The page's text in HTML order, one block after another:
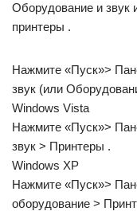
Оборудование и звук
принтеры .
Нажмите «Пуск»>
звук (или
Windows Vista
Нажмите «Пуск»>
звук > Принтеры .
Windows XP
Нажмите «Пуск»>
оборудование >